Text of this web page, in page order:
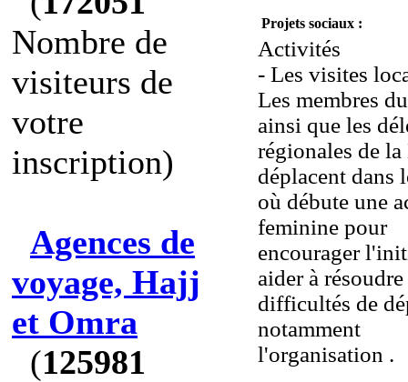
Nombre de
visiteurs de
votre
inscription)
Agences de
voyage, Hajj
et Omra
(125981
Projets sociaux :
Activités
- Les visites
Les membres
ainsi que les
régionales de
déplacent dans
où débute une
feminine pour
encourager
aider à
difficultés de
notamment
l'organisation .